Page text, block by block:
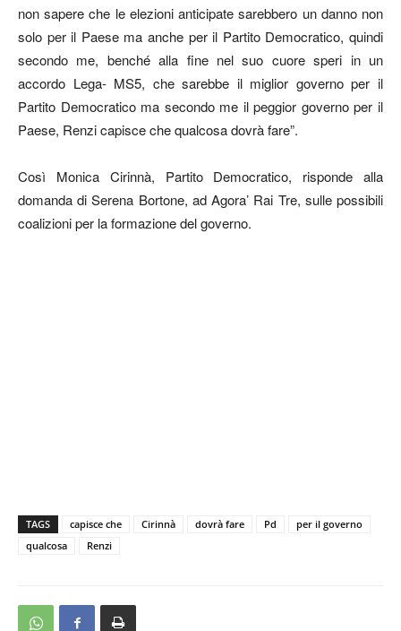
non sapere che le elezioni anticipate sarebbero un danno non
solo per il Paese ma anche per il Partito Democratico, quindi
secondo me, benché alla fine nel suo cuore speri in un
accordo Lega- MS5, che sarebbe il miglior governo per il
Partito Democratico ma secondo me il peggior governo per il
Paese, Renzi capisce che qualcosa dovrà fare”.
Così Monica Cirinnà, Partito Democratico, risponde alla
domanda di Serena Bortone, ad Agora’ Rai Tre, sulle possibili
coalizioni per la formazione del governo.
TAGS capisce che Cirinnà dovrà fare Pd
per il governo
qualcosa
Renzi